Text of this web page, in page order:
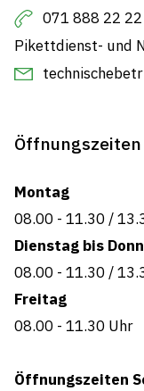
071 888 22 22
Pikettdienst- und
Öffnungszeiten
Montag
08.00 - 11.30/
Dienstag bis
08.00 - 11.30/
Freitag
08.00 - 11.30 Uhr
Öffnungszeiten